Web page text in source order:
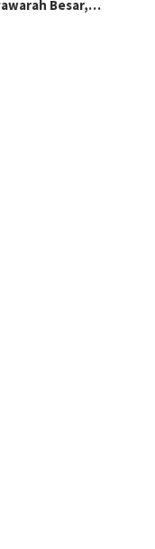
Besar,…